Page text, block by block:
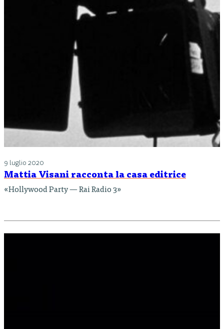
9 luglio 2020
Mattia Visani racconta la casa editrice
«Hollywood Party — Rai Radio 3»